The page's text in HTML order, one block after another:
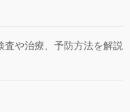
や治療、予防方法を解説